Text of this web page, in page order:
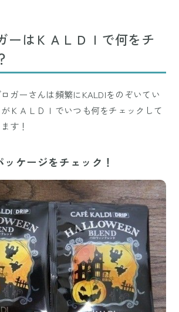
ーはＫＡＬＤＩで何をチ
ガーさんは頻繁にKALDIをのぞいてい
ＫＡＬＤＩでいつも何をチェックして
す！
ケージをチェック！